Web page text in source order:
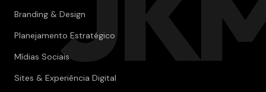
Branding & Design
Planejamento Estratégico
Mídias Sociais
Sites & Experiência Digital